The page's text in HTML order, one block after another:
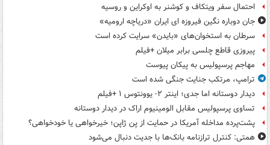
احتمال سفر ویتکاف و کوشنر به اوکراین و روسیه
جان دوباره نگین فیروزه ای ایران «دریاچه ارومیه»
سرطان به استخوان‌های «بایدن» سرایت کرده است
پیروزی قاطع چلسی برابر میلان +فیلم
مهاجم پرسپولیس به پیکان پیوست
ترامپ، مرتکب جنایت جنگی شده است
دیدار دوستانه اما جدی؛ اینتر ۲- یوونتوس ۱ +فیلم
تساوی پرسپولیس مقابل الومینیوم اراک در دیدار دوستانه
پشت‌پرده مداخله آمریکا در حمایت از یِن ژاپن؛ خیرخواهی یا خودخواهی؟
همتی: کنترل ترازنامه بانک‌ها با جدیت دنبال می‌شود